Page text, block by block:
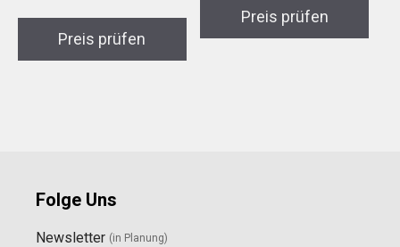
Preis prüfen
Preis prüfen
Folge Uns
Newsletter (in Planung)